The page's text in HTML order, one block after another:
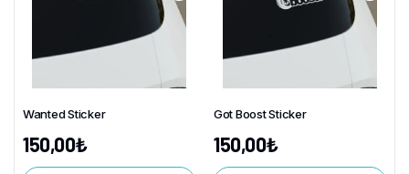
Wanted Sticker
150,00₺
Got Boost Sticker
150,00₺